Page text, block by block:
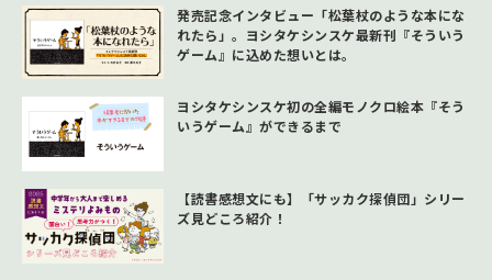
発売記念インタビュー「松葉杖のような本にな
れたら」。ヨシタケシンスケ最新刊『そういう
ゲーム』に込めた想いとは。
ヨシタケシンスケ初の全編モノクロ絵本『そう
いうゲーム』ができるまで
【読書感想文にも】「サッカク探偵団」シリー
ズ見どころ紹介！